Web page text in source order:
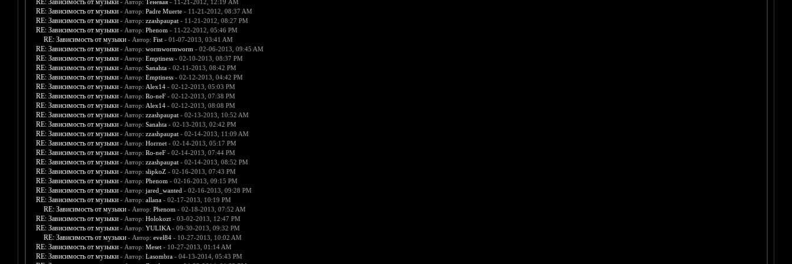
RE: Зависимость от музыки - Автор: Теневая- 11-21-2012, 12:19 AM
RE: Зависимость от музыки - Автор: Padre Muerte- 11-21-2012, 08:37 AM
RE: Зависимость от музыки - Автор: zzashpaupat- 11-21-2012, 08:27 PM
RE: Зависимость от музыки - Автор: Phenom - 11-22-2012, 05:46 PM
RE: Зависимость от музыки - Автор: Fist- 01-07-2013, 03:41 AM
RE: Зависимость от музыки - Автор: wormwormworm - 02-06-2013, 09:45 AM
RE: Зависимость от музыки - Автор: Emptiness- 02-10-2013, 08:37 PM
RE: Зависимость от музыки - Автор: Sanahta- 02-11-2013, 08:42 PM
RE: Зависимость от музыки - Автор: Emptiness- 02-12-2013, 04:42 PM
RE: Зависимость от музыки - Автор: Alex14- 02-12-2013, 05:03 PM
RE: Зависимость от музыки - Автор: Ro-neF- 02-12-2013, 07:38 PM
RE: Зависимость от музыки - Автор: Alex14- 02-12-2013, 08:08 PM
RE: Зависимость от музыки - Автор: zzashpaupat- 02-13-2013, 10:52 AM
RE: Зависимость от музыки - Автор: Sanahta- 02-13-2013, 02:42 PM
RE: Зависимость от музыки - Автор: zzashpaupat- 02-14-2013, 11:09 AM
RE: Зависимость от музыки - Автор: Horrnet- 02-14-2013, 05:17 PM
RE: Зависимость от музыки - Автор: Ro-neF- 02-14-2013, 07:44 PM
RE: Зависимость от музыки - Автор: zzashpaupat- 02-14-2013, 08:52 PM
RE: Зависимость от музыки - Автор: slipkoZ - 02-16-2013, 07:43 PM
RE: Зависимость от музыки - Автор: Phenom - 02-16-2013, 09:15 PM
RE: Зависимость от музыки - Автор: jared_wanted - 02-16-2013, 09:28 PM
RE: Зависимость от музыки - Автор: allana- 02-17-2013, 10:19 PM
RE: Зависимость от музыки - Автор: Phenom - 02-18-2013, 07:52 AM
RE: Зависимость от музыки - Автор: Holokozt- 03-02-2013, 12:47 PM
RE: Зависимость от музыки - Автор: YULIKA- 09-30-2013, 09:32 PM
RE: Зависимость от музыки - Автор: evel84- 10-27-2013, 10:02 AM
RE: Зависимость от музыки - Автор: Meset- 10-27-2013, 01:14 AM
RE: Зависимость от музыки - Автор: Lasombra- 04-13-2014, 05:43 PM